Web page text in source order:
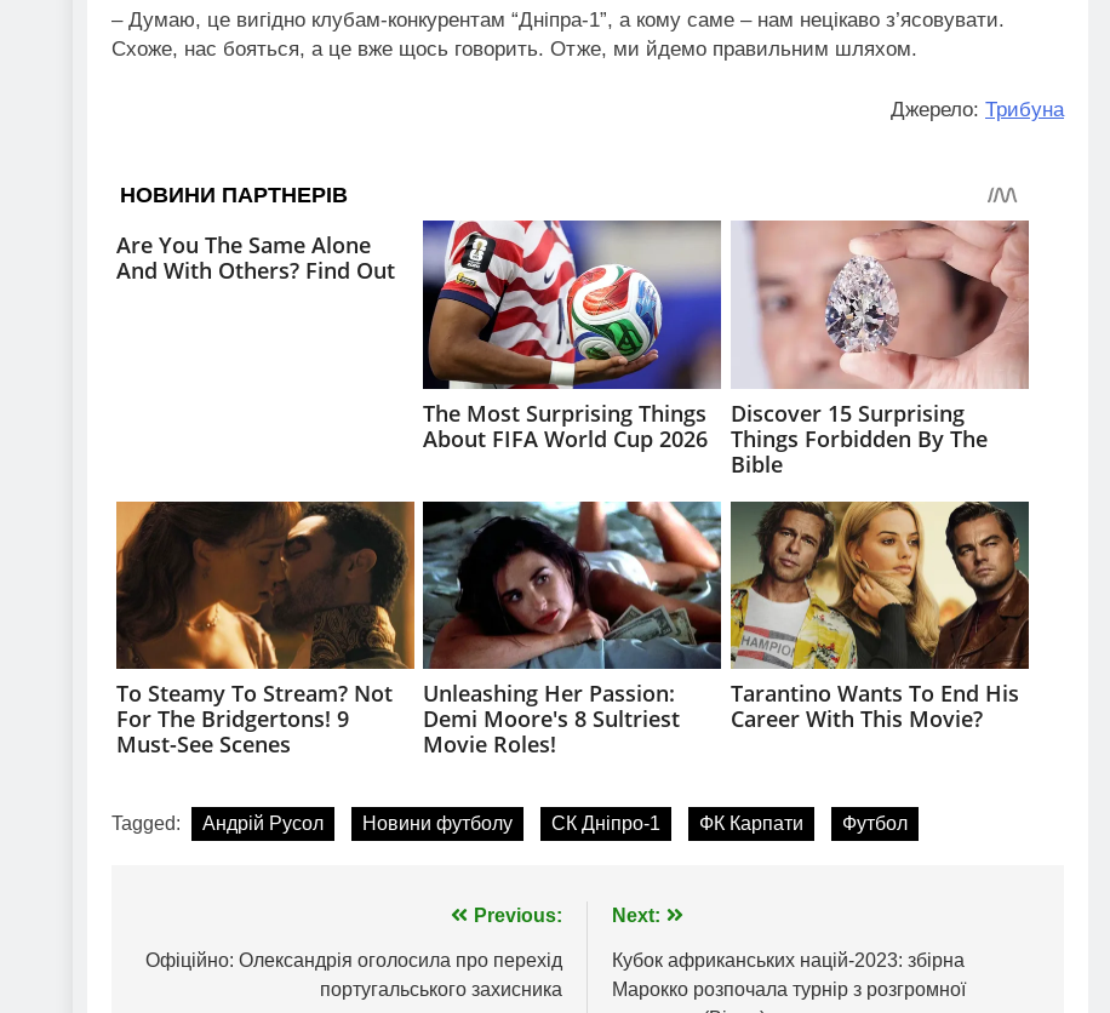
– Думаю, це вигідно клубам-конкурентам “Дніпра-1”, а кому саме – нам нецікаво з’ясовувати.
Схоже, нас бояться, а це вже щось говорить. Отже, ми йдемо правильним шляхом.
Джерело: Трибуна
Tagged: Андрій Русол Новини футболу СК Дніпро-1 ФК Карпати Футбол
записів
Previous:
Офіційно: Олександрія оголосила про перехід
португальського захисника
Next:
Кубок африканських націй-2023: збірна
Марокко розпочала турнір з розгромної